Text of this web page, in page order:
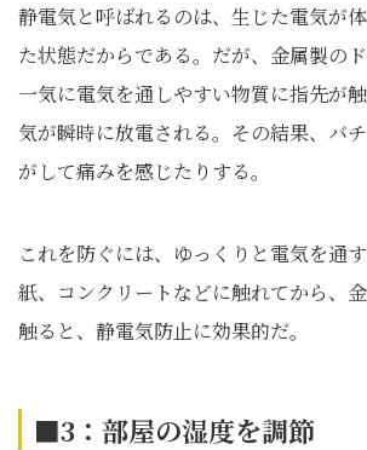
静電気と呼ばれるのは、生じた電気が
た状態だからである。だが、金属製のド
一気に電気を通しやすい物質に指先が
気が瞬時に放電される。その結果、バ
がして痛みを感じたりする。
これを防ぐには、ゆっくりと電気を通
紙、コンクリートなどに触れてから、
触ると、静電気防止に効果的だ。
■3：部屋の湿度を調節